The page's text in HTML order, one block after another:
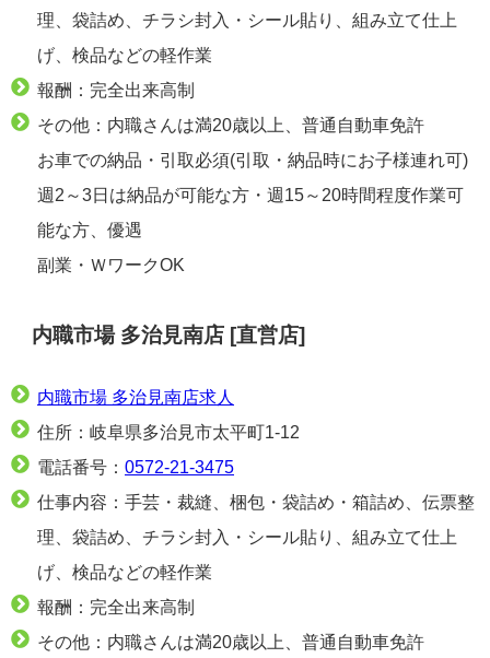
理、袋詰め、チラシ封入・シール貼り、組み立て仕上
げ、検品などの軽作業
報酬：完全出来高制
その他：内職さんは満20歳以上、普通自動車免許
お車での納品・引取必須(引取・納品時にお子様連れ可)
週2～3日は納品が可能な方・週15～20時間程度作業可
能な方、優遇
副業・ＷワークOK
内職市場 多治見南店 [直営店]
内職市場 多治見南店求人
住所：岐阜県多治見市太平町1-12
電話番号： 0572-21-3475
仕事内容：手芸・裁縫、梱包・袋詰め・箱詰め、伝票整
理、袋詰め、チラシ封入・シール貼り、組み立て仕上
げ、検品などの軽作業
報酬：完全出来高制
その他：内職さんは満20歳以上、普通自動車免許